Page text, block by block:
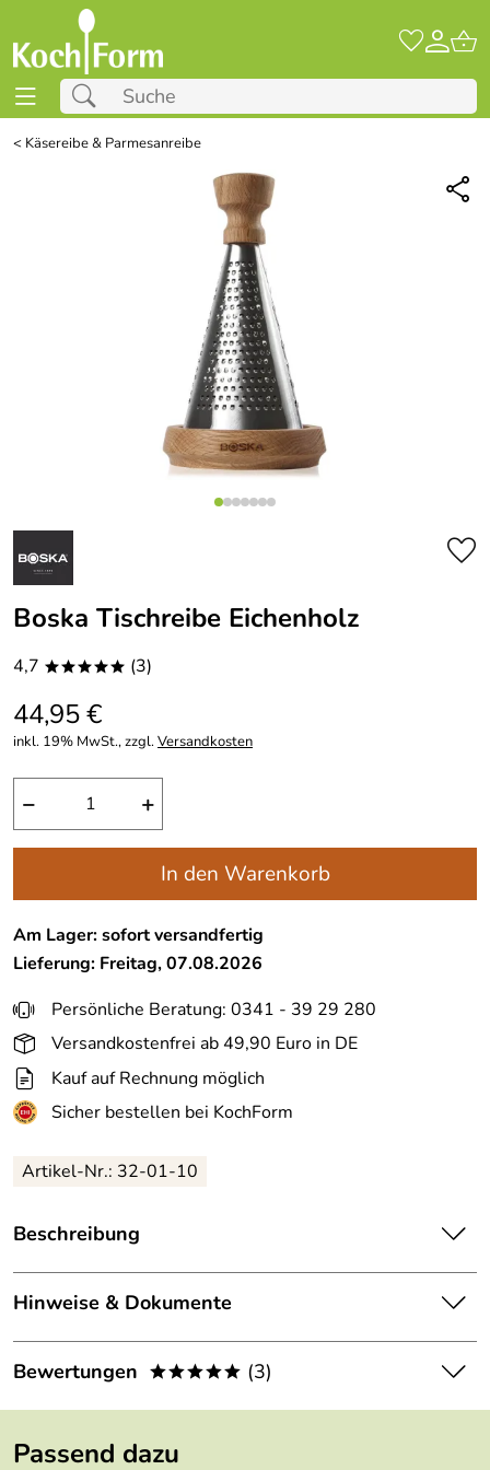
< Käsereibe & Parmesanreibe
Boska Tischreibe Eichenholz
4,7 ***** (3)
44,95 €
inkl. 19% MwSt., zzgl.Versandkosten
− +
In den Warenkorb
Am Lager: sofort versandfertig
Lieferung: Freitag, 07.08.2026
Persönliche Beratung: 0341 - 39 29 280
Versandkostenfrei ab 49,90 Euro in DE
Kauf auf Rechnung möglich
Sicher bestellen bei KochForm
Artikel-Nr.: 32-01-10
Beschreibung
BoskaTischreibe Eichenholz. Die stilvolle Lösung für das
Reiben von halbhartem bis sehr hartem Käse direkt am
Mit dieser geschmackvollenKäsereibe
von Boska aus der
Life Serie reiben Sie den Käse für Ihre Pasta direkt am
Tisch. Die Reibe wird auf dem Tisch abgestellt und am
sicheren Stand. Der Käse kann von grob bis fein gerieben
Hinweise & Dokumente
Dokumente zum Download:
Boska Garantieerklärung (72kB)
Bewertungen ***** (3)
Passend dazu